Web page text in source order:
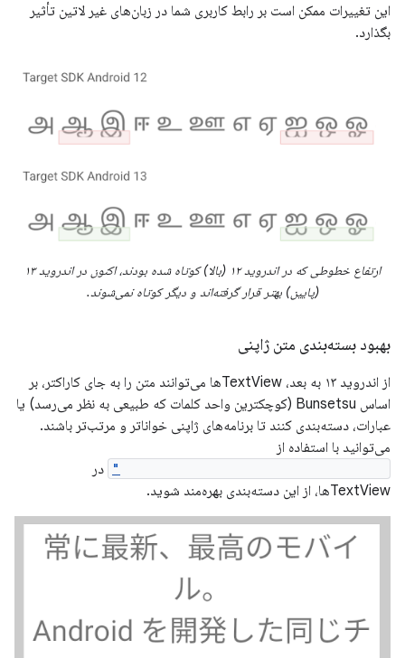
این تغییرات ممکن است بر رابط کاربری شما در زبان‌های غیر لاتین تأثیر
بگذارد.
ارتفاع خطوطی که در اندروید ۱۲ (بالا) کوتاه شده بودند، اکنون در اندروید ۱۳
(پایین) بهتر قرار گرفته‌اند و دیگر کوتاه نمی‌شوند.
بهبود بسته‌بندی متن ژاپنی
از اندروید ۱۳ به بعد، TextViewها می‌توانند متن را به جای کاراکتر، بر
اساس Bunsetsu (کوچکترین واحد کلمات که طبیعی به نظر می‌رسد) یا
عبارات، دسته‌بندی کنند تا برنامه‌های ژاپنی خواناتر و مرتب‌تر باشند.
می‌توانید با استفاده از
در
TextViewها، از این دسته‌بندی بهره‌مند شوید.